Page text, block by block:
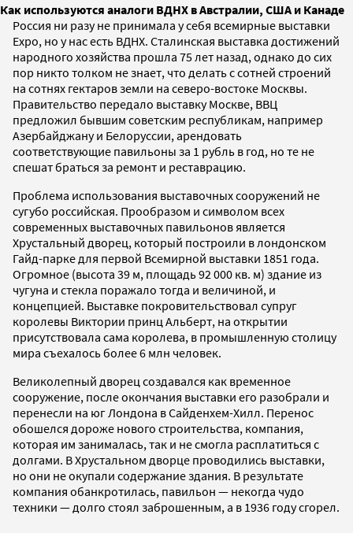
Как используются аналоги ВДНХ в Австралии, США и Канаде
Россия ни разу не принимала у себя всемирные выставки
Expo, но у нас есть ВДНХ. Сталинская выставка достижений
народного хозяйства прошла 75 лет назад, однако до сих
пор никто толком не знает, что делать с сотней строений
на сотнях гектаров земли на северо-востоке Москвы.
Правительство передало выставку Москве, ВВЦ
предложил бывшим советским республикам, например
Азербайджану и Белоруссии, арендовать
соответствующие павильоны за 1 рубль в год, но те не
спешат браться за ремонт и реставрацию.
Проблема использования выставочных сооружений не
сугубо российская. Прообразом и символом всех
современных выставочных павильонов является
Хрустальный дворец, который построили в лондонском
Гайд-парке для первой Всемирной выставки 1851 года.
Огромное (высота 39 м, площадь 92 000 кв. м) здание из
чугуна и стекла поражало тогда и величиной, и
концепцией. Выставке покровительствовал супруг
королевы Виктории принц Альберт, на открытии
присутствовала сама королева, в промышленную столицу
мира съехалось более 6 млн человек.
Великолепный дворец создавался как временное
сооружение, после окончания выставки его разобрали и
перенесли на юг Лондона в Сайденхем-Хилл. Перенос
обошелся дороже нового строительства, компания,
которая им занималась, так и не смогла расплатиться с
долгами. В Хрустальном дворце проводились выставки,
но они не окупали содержание здания. В результате
компания обанкротилась, павильон — некогда чудо
техники — долго стоял заброшенным, а в 1936 году сгорел.